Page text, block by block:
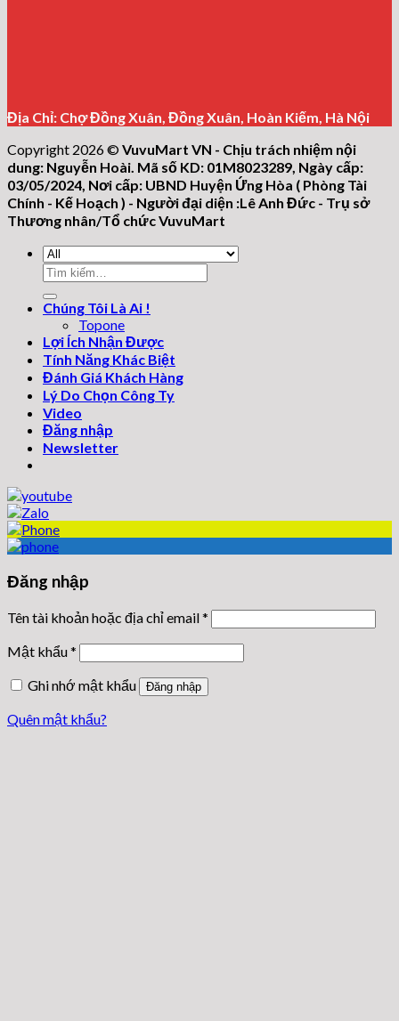
Địa Chỉ: Chợ Đồng Xuân, Đồng Xuân, Hoàn Kiếm, Hà Nội
Copyright 2026 © VuvuMart VN - Chịu trách nhiệm nội
dung: Nguyễn Hoài. Mã số KD: 01M8023289, Ngày cấp:
03/05/2024, Nơi cấp: UBND Huyện Ứng Hòa ( Phòng Tài
Chính - Kế Hoạch ) - Người đại diện :Lê Anh Đức - Trụ sở
Thương nhân/Tổ chức VuvuMart
Tìm
kiếm:
Chúng Tôi Là Ai !
Topone
Lợi Ích Nhận Được
Tính Năng Khác Biệt
Đánh Giá Khách Hàng
Lý Do Chọn Công Ty
Video
Đăng nhập
Newsletter
Đăng nhập
Tên tài khoản hoặc địa chỉ email*
Mật khẩu*
Ghi nhớ mật khẩu
Đăng nhập
Quên mật khẩu?